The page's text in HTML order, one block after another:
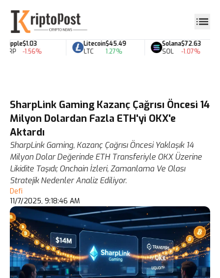
$1.03
-1.56%
Litecoin
LTC
$45.49
1.27%
Solana
SOL
$72.63
-1.07%
SharpLink Gaming Kazanç Çağrısı Öncesi 14
Milyon Dolardan Fazla ETH'yi OKX'e
Aktardı
SharpLink Gaming, Kazanç Çağrısı Öncesi Yaklaşık 14
Milyon Dolar Değerinde ETH Transferiyle OKX Üzerine
Likidite Taşıdı; Onchain İzleri, Zamanlama Ve Olası
Stratejik Nedenler Analiz Ediliyor.
Defi
11/7/2025, 9:18:46 AM